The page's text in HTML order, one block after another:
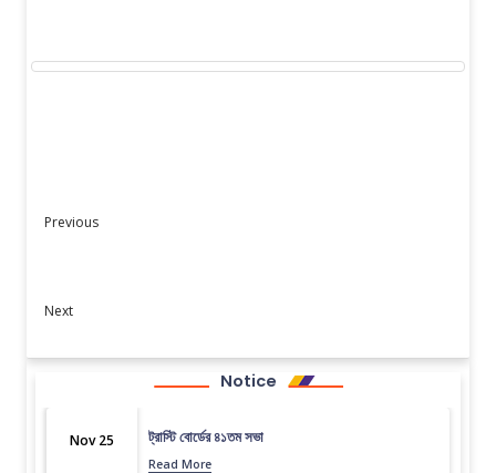
Previous
Next
Notice
Nov 25 ট্রাস্টি বোর্ডের ৪১তম সভা
Read More